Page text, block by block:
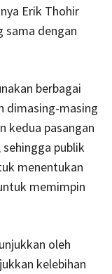
Erik Thohir
dengan
berbagai
dimasing-masing
kedua pasangan
publik
menentukan
memimpin
oleh
kelebihan